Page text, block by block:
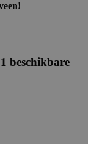
beschikbare